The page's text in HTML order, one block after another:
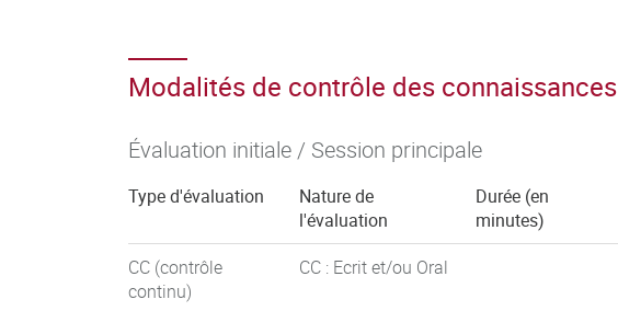
Modalités de contrôle des connaissances
Évaluation initiale / Session principale
Type d'évaluation
Nature de
l'évaluation
Durée (en
minutes)
CC (contrôle
continu)
CC : Ecrit et/ou Oral